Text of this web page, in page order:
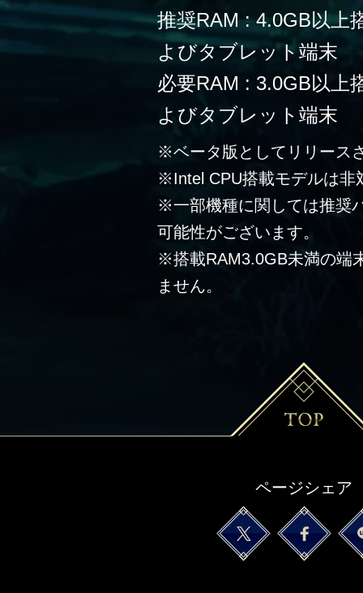
推奨RAM : 4.0GB以上
よびタブレット端末
必要RAM : 3.0GB以上
よびタブレット端末
※ベータ版としてリリース
※Intel CPU搭載モデルは非
※一部機種に関しては推奨
可能性がございます。
※搭載RAM3.0GB未満の端
ません。
ページシェア